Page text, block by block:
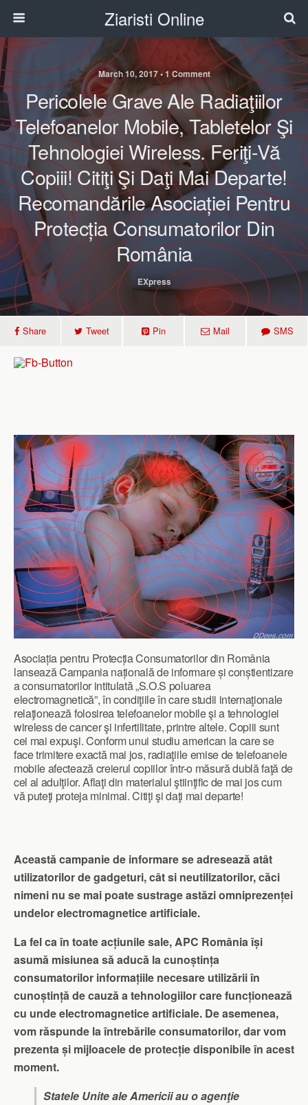
Ziaristi Online
March 10, 2017 • 1 Comment
Pericolele Grave Ale Radiaţiilor
Telefoanelor Mobile, Tabletelor Şi
Tehnologiei Wireless. Feriţi-Vă
Copiii! Citiţi Şi Daţi Mai Departe!
Recomandările Asociației Pentru
Protecția Consumatorilor Din
România
EXpress
Share Tweet Pin Mail SMS
Asociația pentru Protecția Consumatorilor din România
lansează Campania națională de informare și conștientizare
a consumatorilor intitulată „S.O.S poluarea
electromagnetică”, în condiţiile în care studii internaţionale
relaţionează folosirea telefoanelor mobile şi a tehnologiei
wireless de cancer şi infertilitate, printre altele. Copiii sunt
cei mai expuşi. Conform unui studiu american la care se
face trimitere exactă mai jos, radiaţiile emise de telefoanele
mobile afectează creierul copiilor într-o măsură dublă faţă de
cel al adulţilor. Aflaţi din materialul ştiinţific de mai jos cum
vă puteţi proteja minimal. Citiţi şi daţi mai departe!
Această campanie de informare se adresează atât
utilizatorilor de gadgeturi, cât si neutilizatorilor, căci
nimeni nu se mai poate sustrage astăzi omniprezenței
undelor electromagnetice artificiale.
La fel ca în toate acțiunile sale, APC România își
asumă misiunea să aducă la cunoștința
consumatorilor informațiile necesare utilizării în
cunoștință de cauză a tehnologiilor care funcționează
cu unde electromagnetice artificiale. De asemenea,
vom răspunde la întrebările consumatorilor, dar vom
prezenta și mijloacele de protecție disponibile în acest
moment.
Statele Unite ale Americii au o agenţie